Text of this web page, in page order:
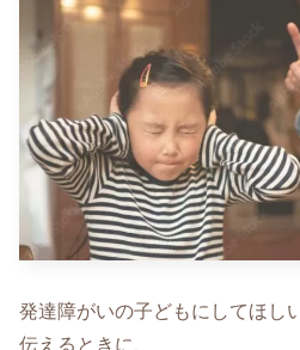
発達障がいの子どもにしてほし
伝えるときに、